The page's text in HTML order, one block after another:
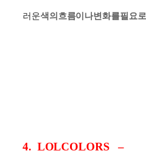
러운색의 흐름이나변화를필요로
4. LOLCOLORS –